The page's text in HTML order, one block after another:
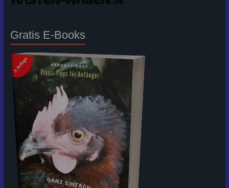
Gratis E-Books